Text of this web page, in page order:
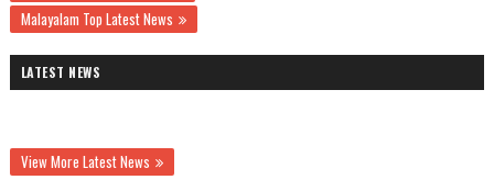
Malayalam Top Latest News
LATEST NEWS
View More Latest News